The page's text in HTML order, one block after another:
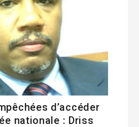
d’accéder
nationale : Driss